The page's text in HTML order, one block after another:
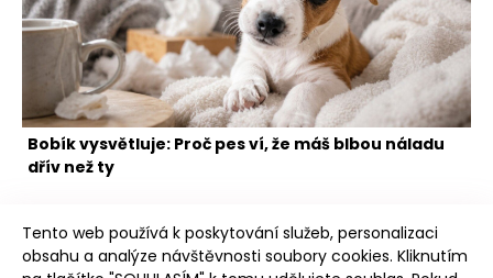
Bobík vysvětluje: Proč pes ví, že máš blbou náladu
dřív než ty
Tento web používá k poskytování služeb, personalizaci
obsahu a analýze návštěvnosti soubory cookies. Kliknutím